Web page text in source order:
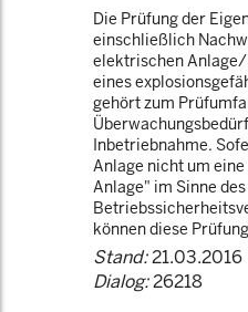
Die Prüfung der
einschließlich
elektrischen
eines
gehört zum
Inbetriebnahme.
Anlage nicht um
Anlage" im Sinne des
können diese
Stand:21.03.2016
Dialog:26218